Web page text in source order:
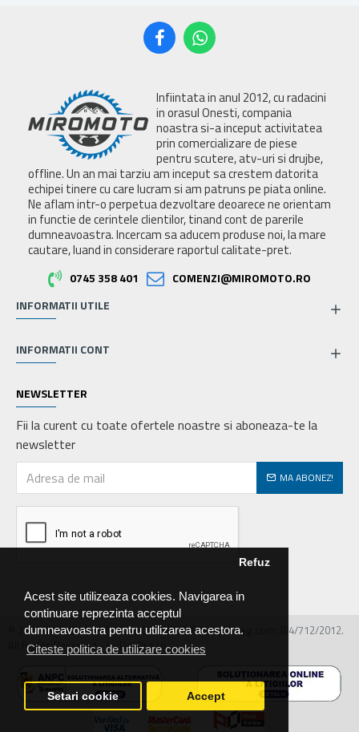
Acest site utilizeaza cookies. Navigarea in
continuare reprezinta acceptul
dumneavoastra pentru utilizarea acestora.
Citeste politica de utilizare cookies
Refuz
Setari cookie Accept
Infiintata in anul 2012, cu radacini
in orasul Onesti, compania
noastra si-a inceput activitatea
prin comercializare de piese
pentru scutere, atv-uri si drujbe,
offline. Un an mai tarziu am inceput sa crestem datorita
echipei tinere cu care lucram si am patruns pe piata online.
Ne aflam intr-o perpetua dezvoltare deoarece ne orientam
in functie de cerintele clientilor, tinand cont de parerile
dumneavoastra. Incercam sa aducem produse noi, la mare
cautare, luand in considerare raportul calitate-pret.
0745 358 401
COMENZI@MIROMOTO.RO
INFORMATII UTILE
INFORMATII CONT
NEWSLETTER
Fii la curent cu toate ofertele noastre si aboneaza-te la
newsletter
MA ABONEZ!
© 2026 MIRALEX PARTS SRL, CIF: RO30468586, Nr.reg.com: J04/712/2012.
All Rights Reserved - by DevPro.ro